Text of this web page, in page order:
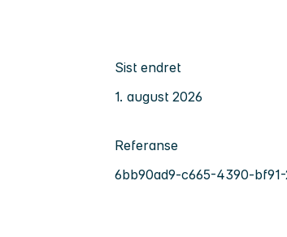
Sist endret
1. august 2026
Referanse
6bb90ad9-c665-4390-